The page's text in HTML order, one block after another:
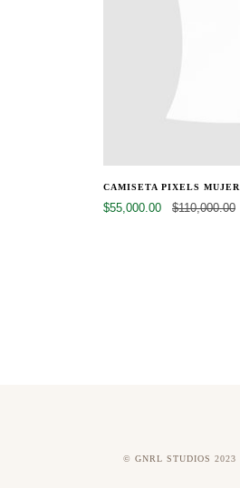
CAMISETA PIXELS MUJER
$55,000.00 $110,000.00
© GNRL STUDIOS 2023